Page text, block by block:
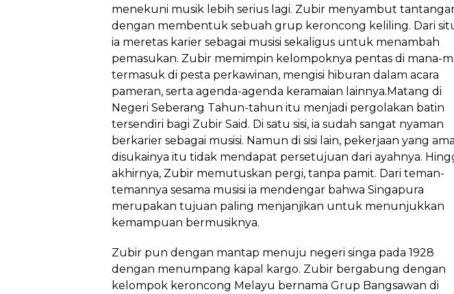
menekuni musik lebih serius lagi. Zubir menyambut
dengan membentuk sebuah grup keroncong keliling. Dari
ia meretas karier sebagai musisi sekaligus untuk menambah
pemasukan. Zubir memimpin kelompoknya pentas di mana-
termasuk di pesta perkawinan, mengisi hiburan dalam acara
pameran, serta agenda-agenda keramaian lainnya.Matang di
Negeri Seberang Tahun-tahun itu menjadi pergolakan batin
tersendiri bagi Zubir Said. Di satu sisi, ia sudah sangat nyaman
berkarier sebagai musisi. Namun di sisi lain, pekerjaan yang
disukainya itu tidak mendapat persetujuan dari ayahnya.
akhirnya, Zubir memutuskan pergi, tanpa pamit. Dari teman-
temannya sesama musisi ia mendengar bahwa Singapura
merupakan tujuan paling menjanjikan untuk menunjukkan
kemampuan bermusiknya.
Zubir pun dengan mantap menuju negeri singa pada 1928
dengan menumpang kapal kargo. Zubir bergabung dengan
kelompok keroncong Melayu bernama Grup Bangsawan di